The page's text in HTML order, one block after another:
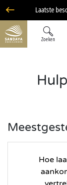
Zoeken
Hoe